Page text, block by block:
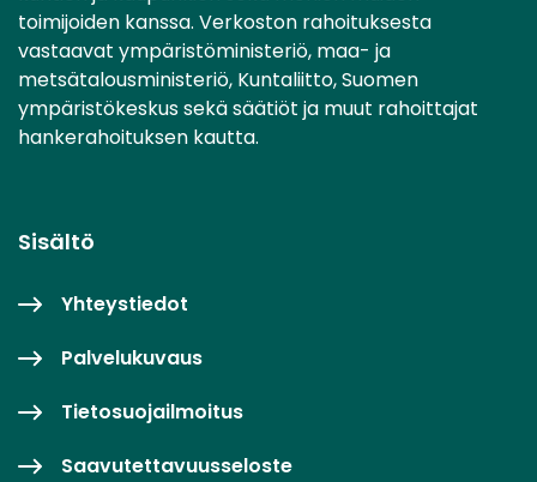
toimijoiden kanssa. Verkoston rahoituksesta
vastaavat ympäristöministeriö, maa- ja
metsätalousministeriö, Kuntaliitto, Suomen
ympäristökeskus sekä säätiöt ja muut rahoittajat
hankerahoituksen kautta.
Sisältö
Yhteystiedot
Palvelukuvaus
Tietosuojailmoitus
Saavutettavuusseloste